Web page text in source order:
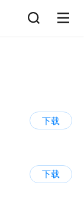
下载
下载